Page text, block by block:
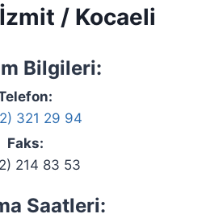
/ Kocaeli
Bilgileri:
321 29 94
Faks:
214 83 53
Saatleri: